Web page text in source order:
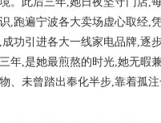
,跑遍宁波各大卖场虚心取经,
功引进各大一线家电品牌,逐
年,是她最煎熬的时光,她无暇
、未曾踏出奉化半步,靠着孤